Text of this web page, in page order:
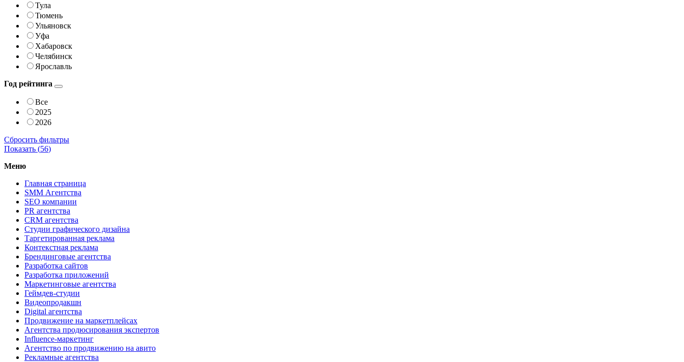
Тула
Тюмень
Ульяновск
Уфа
Хабаровск
Челябинск
Ярославль
Год рейтинга
Все
2025
2026
Сбросить фильтры
Показать (56)
Меню
Главная страница
SMM Агентства
SEO компании
PR агентства
CRM агентства
Студии графического дизайна
Таргетированная реклама
Контекстная реклама
Брендинговые агентства
Разработка сайтов
Разработка приложений
Маркетинговые агентства
Геймдев-студии
Видеопродакшн
Digital агентства
Продвижение на маркетплейсах
Агентства продюсирования экспертов
Influence-маркетинг
Агентство по продвижению на авито
Рекламные агентства